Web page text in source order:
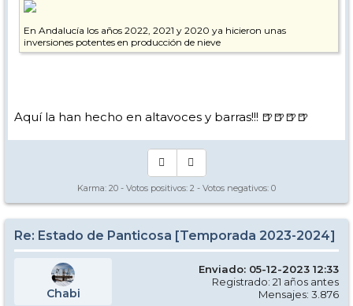
En Andalucía los años 2022, 2021 y 2020 ya hicieron unas
inversiones potentes en producción de nieve
Aquí la han hecho en altavoces y barras!!! 🍺🍺🍺🍺
Karma: 20 - Votos positivos: 2 - Votos negativos: 0
Re: Estado de Panticosa [Temporada 2023-2024]
Chabi
Enviado: 05-12-2023 12:33
Registrado: 21 años antes
Mensajes: 3.876